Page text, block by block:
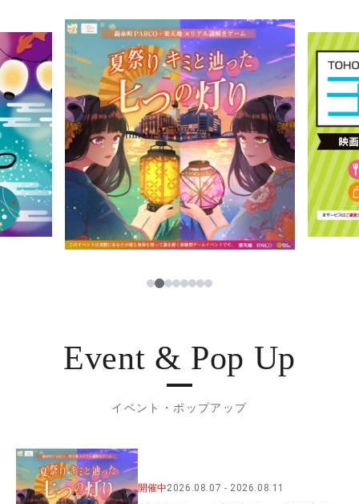
ニュース
レストラン・カフェ
TAX FREE
PARCOメンバーズ
JP
한국어
ภาษาไทย
日本語
1234567
Event & Pop Up
イベント・ポップアップ
開催中2026.08.07 2026.08.11